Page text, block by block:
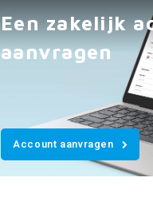
Een zakelijk
aanvragen
Account aanvragen